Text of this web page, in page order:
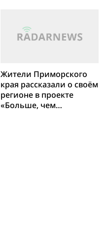
молодёжную столицу»
Жители Приморского
края рассказали о своём
регионе в проекте
«Больше, чем